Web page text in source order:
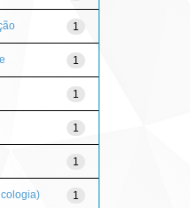
1
1
1
1
1
1